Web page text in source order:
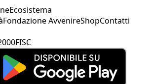
Ecosistema
Fondazione AvvenireShopContatti
FISC